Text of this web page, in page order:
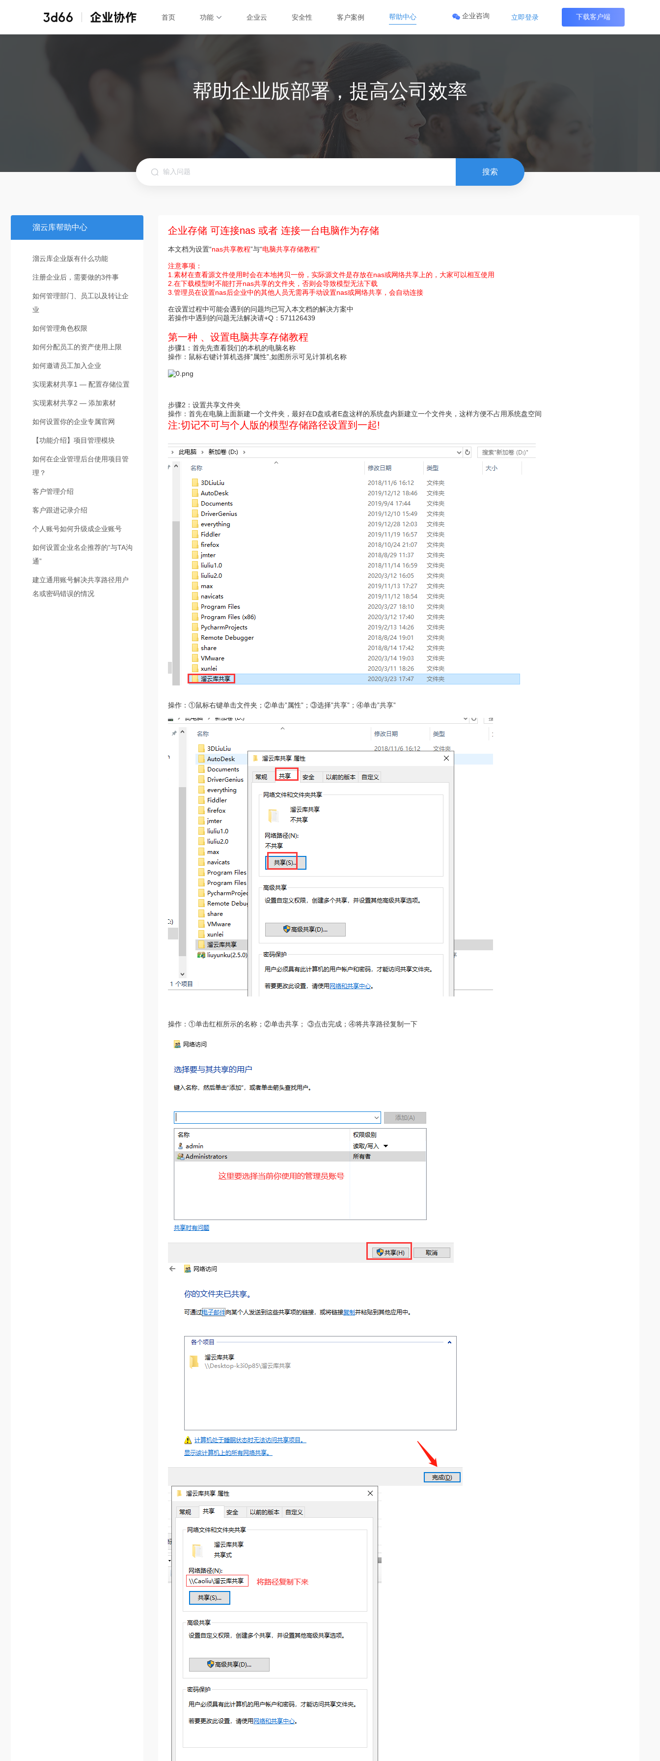
首页
功能
保证素材安全 企业集中下载 企业集中下载 局域网内素材共享
项目协作
管理项目资料
企业云
安全性
客户案例
帮助中心
企业咨询 立即登录 下载客户端
帮助企业版部署，提高公司效率
搜索
溜云库帮助中心
溜云库企业版有什么功能
注册企业后，需要做的3件事
如何管理部门、员工以及转让企
业
如何管理角色权限
如何分配员工的资产使用上限
如何邀请员工加入企业
实现素材共享1 — 配置存储位置
实现素材共享2 — 添加素材
如何设置你的企业专属官网
【功能介绍】项目管理模块
如何在企业管理后台使用项目管
理？
客户管理介绍
客户跟进记录介绍
个人账号如何升级成企业账号
如何设置企业名企推荐的“与TA沟
通”
建立通用账号解决共享路径用户
名或密码错误的情况
企业存储 可连接nas 或者 连接一台电脑作为存储
本文档为设置“nas共享教程”与“电脑共享存储教程”
注意事项：
1.素材在查看源文件使用时会在本地拷贝一份，实际源文件是存放在nas或网络共享上的，大家可以相互使用
2.在下载模型时不能打开nas共享的文件夹，否则会导致模型无法下载
3.管理员在设置nas后企业中的其他人员无需再手动设置nas或网络共享，会自动连接
在设置过程中可能会遇到的问题均已写入本文档的解决方案中
若操作中遇到的问题无法解决请+Q：571126439
第一种 、设置电脑共享存储教程
步骤1：首先先查看我们的本机的电脑名称
操作：鼠标右键计算机选择”属性”,如图所示可见计算机名称
步骤2：设置共享文件夹
操作：首先在电脑上面新建一个文件夹，最好在D盘或者E盘这样的系统盘内新建立一个文件夹，这样方便不占用系统盘空间
注:切记不可与个人版的模型存储路径设置到一起!
操作：①鼠标右键单击文件夹；②单击”属性”；③选择”共享”；④单击”共享”
操作：①单击红框所示的名称；②单击共享； ③点击完成；④将共享路径复制一下